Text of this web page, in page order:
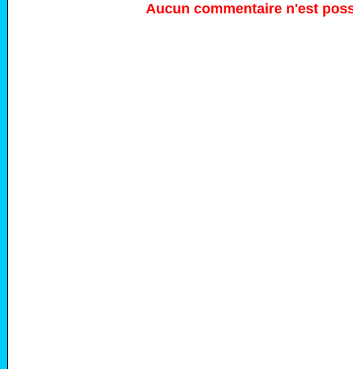
Aucun commentaire n'est